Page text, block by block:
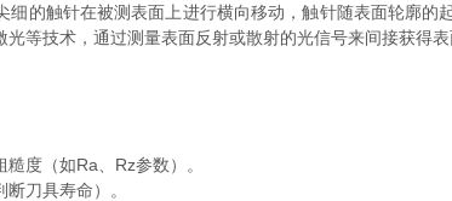
的触针在被测表面上进行横向移动，触针随表面轮廓
等技术，通过测量表面反射或散射的光信号来间接获得表
度（如Ra、Rz参数）。
刀具寿命）。